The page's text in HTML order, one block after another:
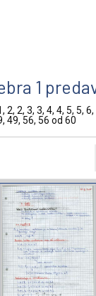
1
2, 3, 3, 4, 4, 5, 5,
49, 56, 56 od 60